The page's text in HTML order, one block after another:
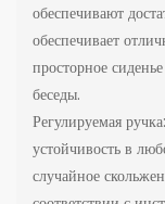
обеспечивают
обеспечивает
просторное
беседы.
Регулируемая
устойчивость в
случайное